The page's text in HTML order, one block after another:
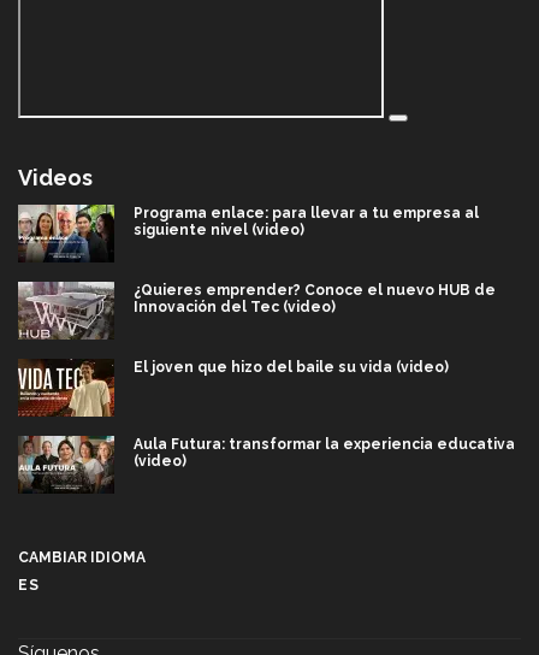
Videos
Programa enlace: para llevar a tu empresa al
siguiente nivel (video)
¿Quieres emprender? Conoce el nuevo HUB de
Innovación del Tec (video)
El joven que hizo del baile su vida (video)
Aula Futura: transformar la experiencia educativa
(video)
CAMBIAR IDIOMA
ES